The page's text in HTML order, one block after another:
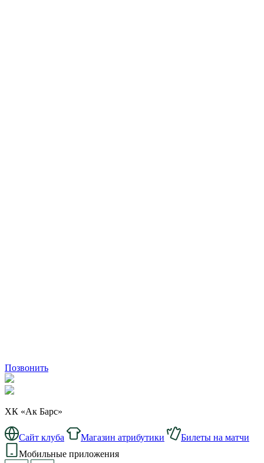
Позвонить
ХК «Ак Барс»
Сайт клуба Магазин атрибутики
Билеты на матчи
Мобильные приложения